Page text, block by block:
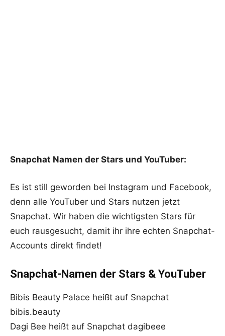
Snapchat Namen der Stars und YouTuber:
Es ist still geworden bei Instagram und Facebook,
denn alle YouTuber und Stars nutzen jetzt
Snapchat. Wir haben die wichtigsten Stars für
euch rausgesucht, damit ihr ihre echten Snapchat-
Accounts direkt findet!
Snapchat-Namen der Stars & YouTuber
Bibis Beauty Palace heißt auf Snapchat
bibis.beauty
Dagi Bee heißt auf Snapchat dagibeee